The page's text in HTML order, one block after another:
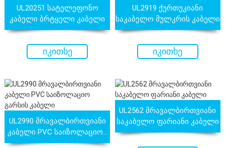
UL20251 სატელეფონო
კაბელი ბრტყელი კაბელი
იკითხე
UL2919 ქურთუკიანი
საკაბელო მულკრის კაბელი
იკითხე
UL2990 მრავალბირთვიანი
კაბელი PVC საიზოლაციო...
UL2562 მრავალბირთვიანი
საკაბელო ფარიანი კაბელი
XLPE ქურთუკიანი
კაბელი XL-PE
კაბელი
UL21452 დაბალი ძაბვის
ელექტრო კაბელი MPPE-PE
მრავალბირთვიანი საკაბელო